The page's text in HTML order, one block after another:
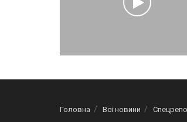
Головна Всі новини